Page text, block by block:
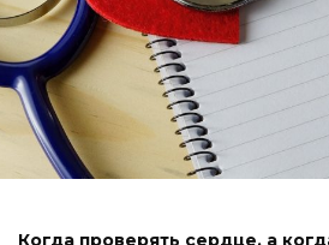
Когда проверять сердце, а